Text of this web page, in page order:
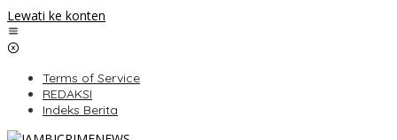
Lewati ke konten
Terms of Service
REDAKSI
Indeks Berita